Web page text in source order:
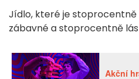
Jídlo, které je
zábavné a stoprocentně